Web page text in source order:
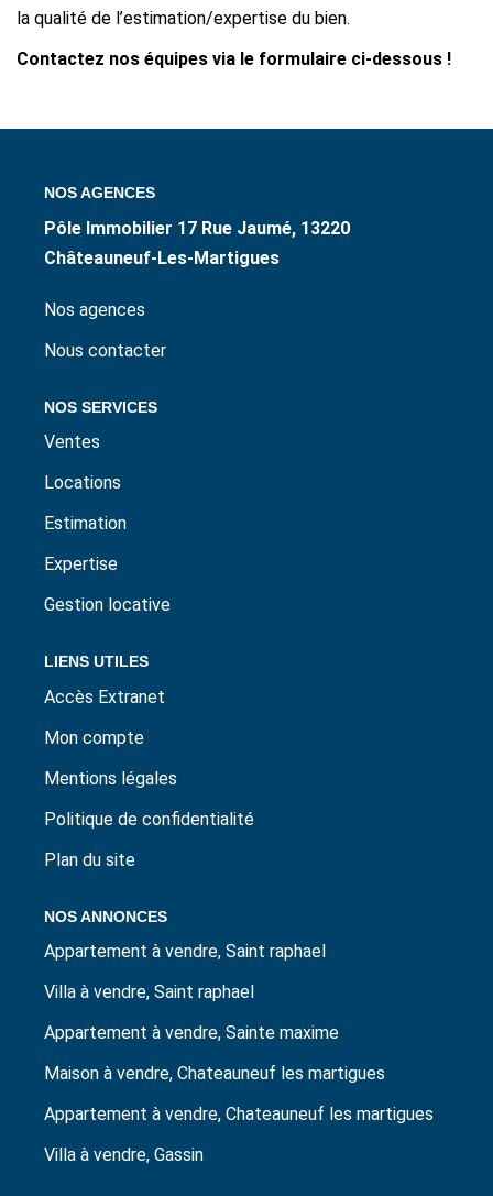
la qualité de l’estimation/expertise du bien.
Contactez nos équipes via le formulaire ci-dessous !
NOS AGENCES
Pôle Immobilier 17 Rue Jaumé, 13220
Châteauneuf-Les-Martigues
Nos agences
Nous contacter
NOS SERVICES
Ventes
Locations
Estimation
Expertise
Gestion locative
LIENS UTILES
Accès Extranet
Mon compte
Mentions légales
Politique de confidentialité
Plan du site
NOS ANNONCES
Appartement à vendre, Saint raphael
Villa à vendre, Saint raphael
Appartement à vendre, Sainte maxime
Maison à vendre, Chateauneuf les martigues
Appartement à vendre, Chateauneuf les martigues
Villa à vendre, Gassin